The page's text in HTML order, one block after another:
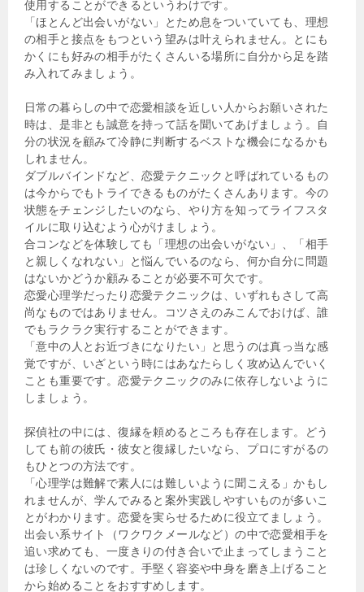
使用することができるというわけです。
「ほとんど出会いがない」とため息をついていても、理想
の相手と接点をもつという望みは叶えられません。とにも
かくにも好みの相手がたくさんいる場所に自分から足を踏
み入れてみましょう。
日常の暮らしの中で恋愛相談を近しい人からお願いされた
時は、是非とも誠意を持って話を聞いてあげましょう。自
分の状況を顧みて冷静に判断するベストな機会になるかも
しれません。
ダブルバインドなど、恋愛テクニックと呼ばれているもの
は今からでもトライできるものがたくさんあります。今の
状態をチェンジしたいのなら、やり方を知ってライフスタ
イルに取り込むよう心がけましょう。
合コンなどを体験しても「理想の出会いがない」、「相手
と親しくなれない」と悩んでいるのなら、何か自分に問題
はないかどうか顧みることが必要不可欠です。
恋愛心理学だったり恋愛テクニックは、いずれもさして高
尚なものではありません。コツさえのみこんでおけば、誰
でもラクラク実行することができます。
「意中の人とお近づきになりたい」と思うのは真っ当な感
覚ですが、いざという時にはあなたらしく攻め込んでいく
ことも重要です。恋愛テクニックのみに依存しないように
しましょう。
探偵社の中には、復縁を頼めるところも存在します。どう
しても前の彼氏・彼女と復縁したいなら、プロにすがるの
もひとつの方法です。
「心理学は難解で素人には難しいように聞こえる」かもし
れませんが、学んでみると案外実践しやすいものが多いこ
とがわかります。恋愛を実らせるために役立てましょう。
出会い系サイト（ワクワクメールなど）の中で恋愛相手を
追い求めても、一度きりの付き合いで止まってしまうこと
は珍しくないのです。手堅く容姿や中身を磨き上げること
から始めることをおすすめします。